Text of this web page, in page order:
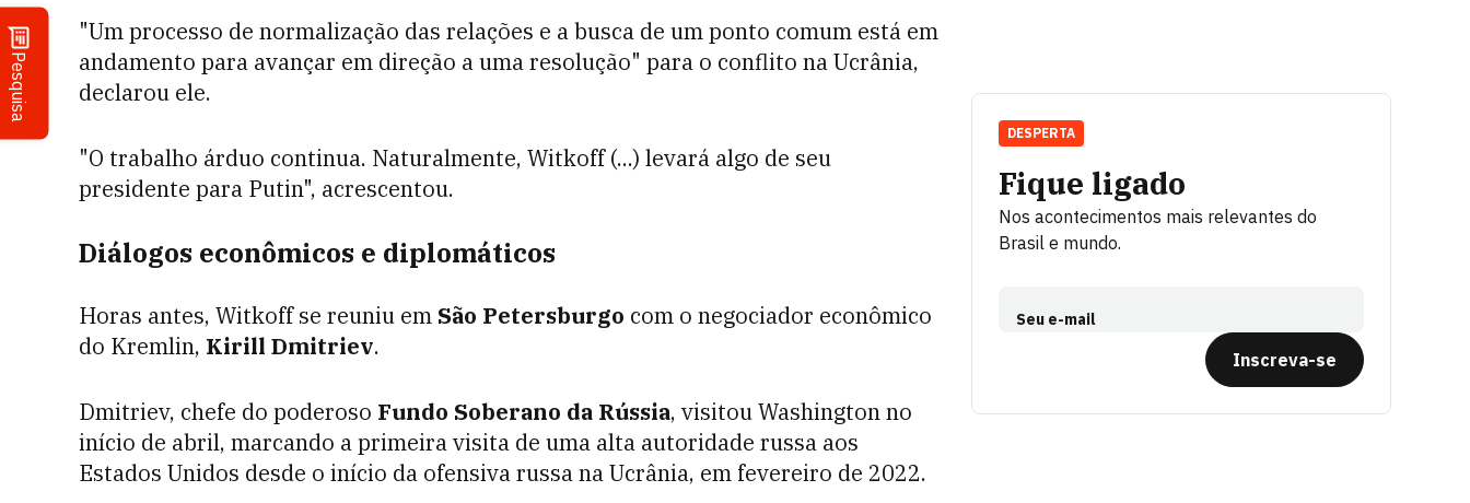
Pesquisa
"Um processo de normalização das relações e a busca de um ponto comum está em
andamento para avançar em direção a uma resolução" para o conflito na Ucrânia,
declarou ele.
"O trabalho árduo continua. Naturalmente, Witkoff (...) levará algo de seu
presidente para Putin", acrescentou.
Diálogos econômicos e diplomáticos
Horas antes, Witkoff se reuniu em São Petersburgo com o negociador econômico
do Kremlin, Kirill Dmitriev.
Dmitriev, chefe do poderoso Fundo Soberano da Rússia, visitou Washington no
início de abril, marcando a primeira visita de uma alta autoridade russa aos
Estados Unidos desde o início da ofensiva russa na Ucrânia, em fevereiro de 2022.
Fique ligado
Nos acontecimentos mais relevantes do
Brasil e mundo.
Seu e-mail
Inscreva-se
DESPERTA